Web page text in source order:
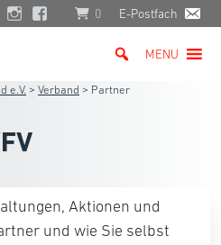
0 E-Postfach
MENU
e.V. > Verband > Partner
Aktionen und
und wie Sie selbst